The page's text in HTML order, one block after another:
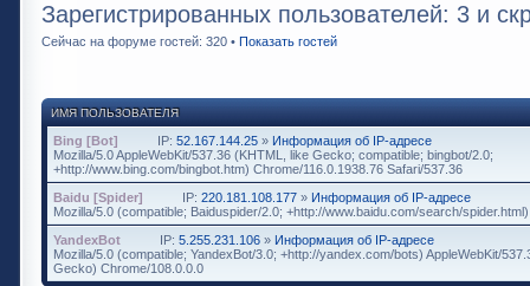
Зарегистрированных пользователей: 3 и
Сейчас на форуме гостей: 320 • Показать гостей
ИМЯ ПОЛЬЗОВАТЕЛЯ
Bing [Bot] IP: 52.167.144.25 » Информация об IP-адресе
Mozilla/5.0 AppleWebKit/537.36 (KHTML, like Gecko; compatible; bingbot/2.0;
+http://www.bing.com/bingbot.htm) Chrome/116.0.1938.76 Safari/537.36
Baidu [Spider]
IP: 220.181.108.177 » Информация об IP-адресе
Mozilla/5.0 (compatible; Baiduspider/2.0; +http://www.baidu.com/search/spider.html)
YandexBot
IP: 5.255.231.106 » Информация об IP-адресе
Mozilla/5.0 (compatible; YandexBot/3.0; +http://yandex.com/bots) AppleWebKit/
Gecko) Chrome/108.0.0.0